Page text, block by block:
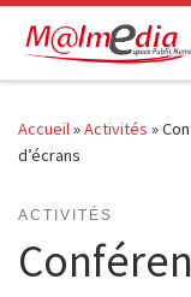
Passer au contenu
Accueil»Activités »
d’écrans
ACTIVITÉS